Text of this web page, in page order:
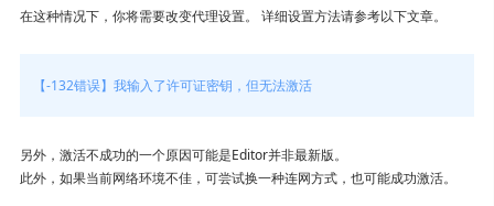
在使用了AI制作的内容中，是否可以使用Cubism Editor、
电脑主机
有校园版许可证吗？（学生优惠制度）
我想解除许可证 / 我想换台电脑使用
在这种情况下，你将需要改变代理设置。 详细设置方法请参考以下文章。
【-132错误】我输入了许可证密钥，但无法激活
另外，激活不成功的一个原因可能是Editor并非最新版。
此外，如果当前网络环境不佳，可尝试换一种连网方式，也可能成功激活。